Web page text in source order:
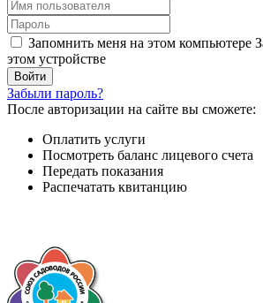
Запомнить меня на этом компьютере
этом устройстве
Забыли пароль?
После авторизации на сайте вы сможете:
Оплатить услуги
Посмотреть баланс лицевого счета
Передать показания
Распечатать квитанцию